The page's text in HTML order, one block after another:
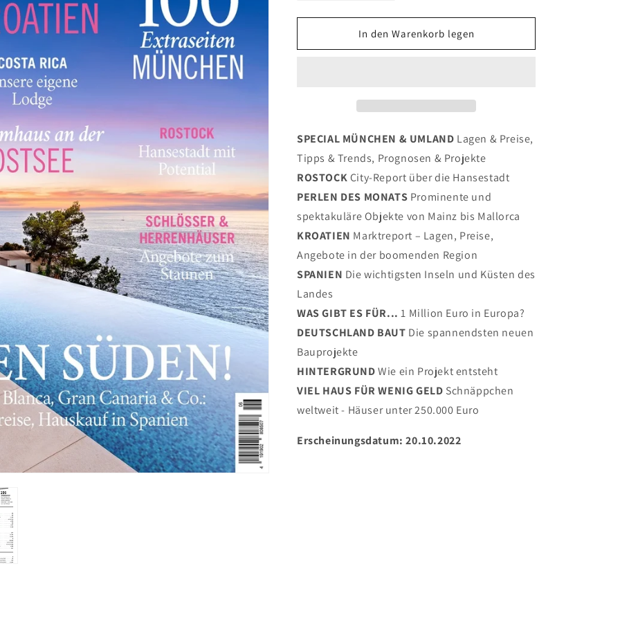
Sie
die
für
Umland
Sie
die
Menge
für
Umland
In den Warenkorb legen
SPECIAL MÜNCHEN & UMLAND Lagen & Preise,
Tipps & Trends, Prognosen & Projekte
ROSTOCKCity-Report über die Hansestadt
PERLEN DES MONATS Prominente und
spektakuläre Objekte von Mainz bis Mallorca
KROATIEN Marktreport – Lagen, Preise,
Angebote in der boomenden Region
SPANIEN Die wichtigsten Inseln und Küsten des
Landes
WAS GIBT ES FÜR... 1 Million Euro in Europa?
DEUTSCHLAND BAUT Die spannendsten neuen
Bauprojekte
HINTERGRUNDWie ein Projekt entsteht
VIEL HAUS FÜR WENIG GELD Schnäppchen
weltweit - Häuser unter 250.000 Euro
Erscheinungsdatum: 20.10.2022